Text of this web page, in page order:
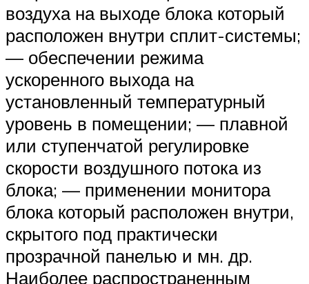
воздуха на выходе блока который
расположен внутри сплит-системы;
— обеспечении режима
ускоренного выхода на
установленный температурный
уровень в помещении; — плавной
или ступенчатой регулировке
скорости воздушного потока из
блока; — применении монитора
блока который расположен внутри,
скрытого под практически
прозрачной панелью и мн. др.
Наиболее распространенным